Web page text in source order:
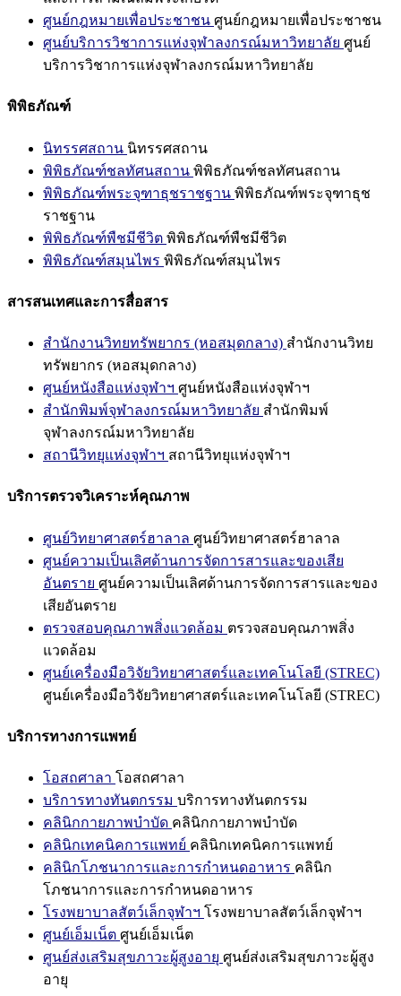
ศูนย์กฎหมายเพื่อประชาชน ศูนย์กฎหมายเพื่อประชาชน
ศูนย์บริการวิชาการแห่งจุฬาลงกรณ์มหาวิทยาลัย ศูนย์
บริการวิชาการแห่งจุฬาลงกรณ์มหาวิทยาลัย
พิพิธภัณฑ์
นิทรรศสถาน นิทรรศสถาน
พิพิธภัณฑ์ชลทัศนสถาน พิพิธภัณฑ์ชลทัศนสถาน
พิพิธภัณฑ์พระจุฑาธุชราชฐาน พิพิธภัณฑ์พระจุฑาธุช
ราชฐาน
พิพิธภัณฑ์พืชมีชีวิต พิพิธภัณฑ์พืชมีชีวิต
พิพิธภัณฑ์สมุนไพร พิพิธภัณฑ์สมุนไพร
สารสนเทศและการสื่อสาร
สำนักงานวิทยทรัพยากร (หอสมุดกลาง) สำนักงานวิทย
ทรัพยากร (หอสมุดกลาง)
ศูนย์หนังสือแห่งจุฬาฯ ศูนย์หนังสือแห่งจุฬาฯ
สำนักพิมพ์จุฬาลงกรณ์มหาวิทยาลัย สำนักพิมพ์
จุฬาลงกรณ์มหาวิทยาลัย
สถานีวิทยุแห่งจุฬาฯ สถานีวิทยุแห่งจุฬาฯ
บริการตรวจวิเคราะห์คุณภาพ
ศูนย์วิทยาศาสตร์ฮาลาล ศูนย์วิทยาศาสตร์ฮาลาล
ศูนย์ความเป็นเลิศด้านการจัดการสารและของเสีย
อันตราย ศูนย์ความเป็นเลิศด้านการจัดการสารและของ
เสียอันตราย
ตรวจสอบคุณภาพสิ่งแวดล้อม ตรวจสอบคุณภาพสิ่ง
แวดล้อม
ศูนย์เครื่องมือวิจัยวิทยาศาสตร์และเทคโนโลยี (STREC)
ศูนย์เครื่องมือวิจัยวิทยาศาสตร์และเทคโนโลยี (STREC)
บริการทางการแพทย์
โอสถศาลา โอสถศาลา
บริการทางทันตกรรม บริการทางทันตกรรม
คลินิกกายภาพบำบัด คลินิกกายภาพบำบัด
คลินิกเทคนิคการแพทย์ คลินิกเทคนิคการแพทย์
คลินิกโภชนาการและการกำหนดอาหาร คลินิก
โภชนาการและการกำหนดอาหาร
โรงพยาบาลสัตว์เล็กจุฬาฯ โรงพยาบาลสัตว์เล็กจุฬาฯ
ศูนย์เอ็มเน็ต ศูนย์เอ็มเน็ต
ศูนย์ส่งเสริมสุขภาวะผู้สูงอายุ ศูนย์ส่งเสริมสุขภาวะผู้สูง
อายุ